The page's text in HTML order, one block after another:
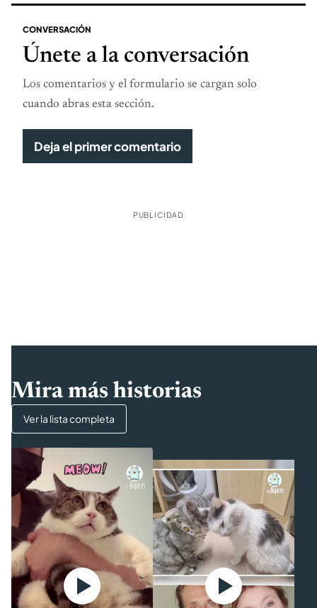
CONVERSACIÓN
Únete a la conversación
Los comentarios y el formulario se cargan solo
cuando abras esta sección.
Deja el primer comentario
PUBLICIDAD
Mira más historias
Ver la lista completa